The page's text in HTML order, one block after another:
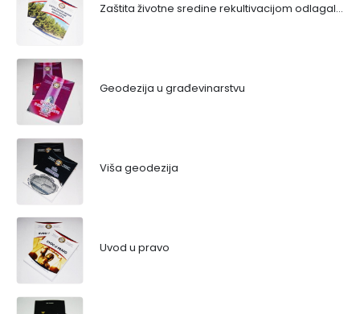
Zaštita životne sredine rekultivacijom odlagališta
Geodezija u građevinarstvu
Viša geodezija
Uvod u pravo